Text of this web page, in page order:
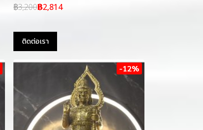
฿3,200฿2,814
ติดต่อเรา
-12%